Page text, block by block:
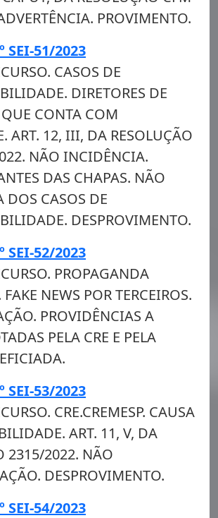
PROVIMENTO.
SEI-51/2023
CASOS DE
DIRETORES DE
CONTA COM
ART. 12, III, DA RESOLUÇÃO
NÃO INCIDÊNCIA.
DAS CHAPAS. NÃO
CASOS DE
DESPROVIMENTO.
SEI-52/2023
PROPAGANDA
NEWS POR TERCEIROS.
PROVIDÊNCIAS A
PELA CRE E PELA
SEI-53/2023
CRE.CREMESP. CAUSA
ART. 11, V, DA
2315/2022. NÃO
DESPROVIMENTO.
SEI-54/2023